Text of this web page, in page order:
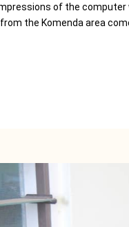
of the
the Komenda area